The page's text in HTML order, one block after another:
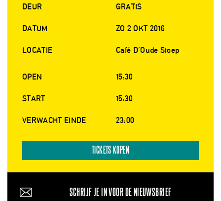
DEUR GRATIS
DATUM ZO 2 OKT 2016
LOCATIE Café D´Oude Stoep
OPEN 15:30
START 15:30
VERWACHT EINDE 23:00
TICKETS KOPEN
SCHRIJF JE IN VOOR DE NIEUWSBRIEF